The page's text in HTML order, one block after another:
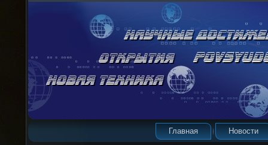
Главная Новости